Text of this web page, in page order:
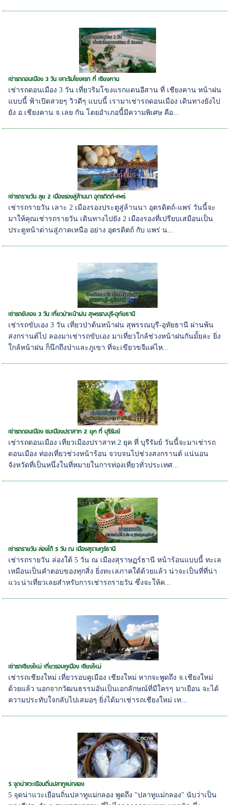
เช่ารถดอนเมือง 3 วัน เลาะริมโขงแรก ที่ เชียงคาน
เช่ารถดอนเมือง 3 วัน เที่ยวริมโขงแรกแดนอีสาน ที่ เชียงคาน หน้าฝน
แบบนี้ ฟ้าเปิดสวยๆ วิวดีๆ แบบนี้ เรามาเช่ารถดอนเมือง เดินทางยังไป
ยัง อ.เชียงคาน จ.เลย กัน โดยอำเภอนี้มีความพิเศษ คือ...
เช่ารถรายวัน ลุย 2 เมืองรองสู่ล้านนา อุตรดิตถ์-แพร่
เช่ารถรายวัน เลาะ 2 เมืองรองประตูสู่ล้านนา อุตรดิตถ์-แพร่ วันนี้จะ
มาให้คุณเช่ารถรายวัน เดินทางไปยัง 2 เมืองรองที่เปรียบเสมือนเป็น
ประตูหน้าด่านสู่ภาคเหนือ อย่าง อุตรดิตถ์ กับ แพร่ น...
เช่ารถขับเอง 3 วัน เที่ยวป่าหน้าฝน สุพรรณบุรี-อุทัยธานี
เช่ารถขับเอง 3 วัน เที่ยวป่าต้นหน้าฝน สุพรรณบุรี-อุทัยธานี ผ่านพ้น
สงกรานต์ไป ลองมาเช่ารถขับเอง มาเที่ยวใกล้ช่วงหน้าฝนกันมั้ยละ ยิ่ง
ใกล้หน้าฝน ก็นึกถึงป่าและภูเขา ที่จะเขียวขจีแค่ไห...
เช่ารถดอนเมือง ชมเมืองปราสาท 2 ยุค ที่ บุรีรัมย์
เช่ารถดอนเมือง เที่ยวเมืองปราสาท 2 ยุค ที่ บุรีรัมย์ วันนี้จะมาเช่ารถ
ดอนเมือง ท่องเที่ยวช่วงหน้าร้อน จวบจนไปช่วงสงกรานต์ แน่นอน
จังหวัดที่เป็นหนึ่งในที่หมายในการท่องเที่ยวทั่วประเทศ...
เช่ารถรายวัน ล่องใต้ 5 วัน ณ เมืองสุราษฏร์ธานี
เช่ารถรายวัน ล่องใต้ 5 วัน ณ เมืองสุราษฏร์ธานี หน้าร้อนแบบนี้ ทะเล
เหมือนเป็นคำตอบของทุกสิ่ง ยิ่งทะเลภาคใต้ด้วยแล้ว น่าจะเป็นที่ที่น่า
แวะน่าเที่ยวเลยสำหรับการเช่ารถรายวัน ซึ่งจะให้ค...
เช่ารถเชียงใหม่ เที่ยวรอบคูเมือง เชียงใหม่
เช่ารถเชียงใหม่ เที่ยวรอบคูเมือง เชียงใหม่ หากจะพูดถึง จ.เชียงใหม่
ด้วยแล้ว นอกจากวัฒนธรรมอันเป็นเอกลักษณ์ที่มีใครๆ มาเยือน จะได้
ความประทับใจกลับไปเสมอๆ ยิ่งได้มาเช่ารถเชียงใหม่ เท...
5 จุดน่าแวะเยือนถิ่นปลาทูแม่กลอง
5 จุดน่าแวะเยือนถิ่นปลาทูแม่กลอง พูดถึง "ปลาทูแม่กลอง" นับว่าเป็น